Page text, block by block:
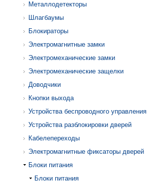
Металлодетекторы
Шлагбаумы
Блокираторы
Электромагнитные замки
Электромеханические замки
Электромеханические защелки
Доводчики
Кнопки выхода
Устройства беспроводного управления
Устройства разблокировки дверей
Кабелепереходы
Электромагнитные фиксаторы дверей
Блоки питания
Блоки питания